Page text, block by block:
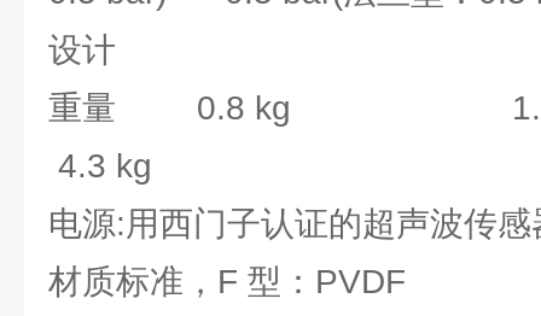
设计
重量 0.8 kg 1.3
4.3 kg
电源:用西门子认证的超声波传感
材质标准，F 型：PVDF